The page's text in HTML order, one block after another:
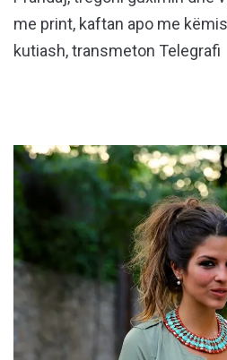
me print, kaftan apo me
kutiash, transmeton Telegrafi